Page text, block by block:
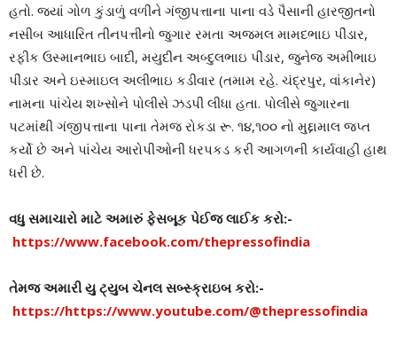
હતો. જ્યાં ગોળ કુંડાળું વળીને ગંજીપત્તાના પાના વડે પૈસાની હારજીતનો
નસીબ આધારિત તીનપત્તીનો જુગાર રમતા અજમલ મામદભાઇ પીંડાર,
રફીક ઉસ્માનભાઇ બાદી, મયુદીન અબ્દુલભાઇ પીંડાર, જુનેજ અમીભાઇ
પીંડાર અને ઇસ્માઇલ અલીભાઇ કડીવાર (તમામ રહે. ચંદ્રપુર, વાંકાનેર)
નામના પાંચેય શખ્સોને પોલીસે ઝડપી લીધા હતા. પોલીસે જુગારના
પટમાંથી ગંજીપત્તાના પાના તેમજ રોકડા રૂ. ૧૪,૧૦૦ નો મુદ્દામાલ જપ્ત
કર્યો છે અને પાંચેય આરોપીઓની ધરપકડ કરી આગળની કાર્યવાહી હાથ
ધરી છે.
વધુ સમાચારો માટે અમારું ફેસબૂક પેઈજ લાઈક કરો:-
https://www.facebook.com/thepressofindia
તેમજ અમારી યુ ટ્યુબ ચેનલ સબ્સ્ક્રાઇબ કરો:-
https://https://www.youtube.com/@thepressofindia